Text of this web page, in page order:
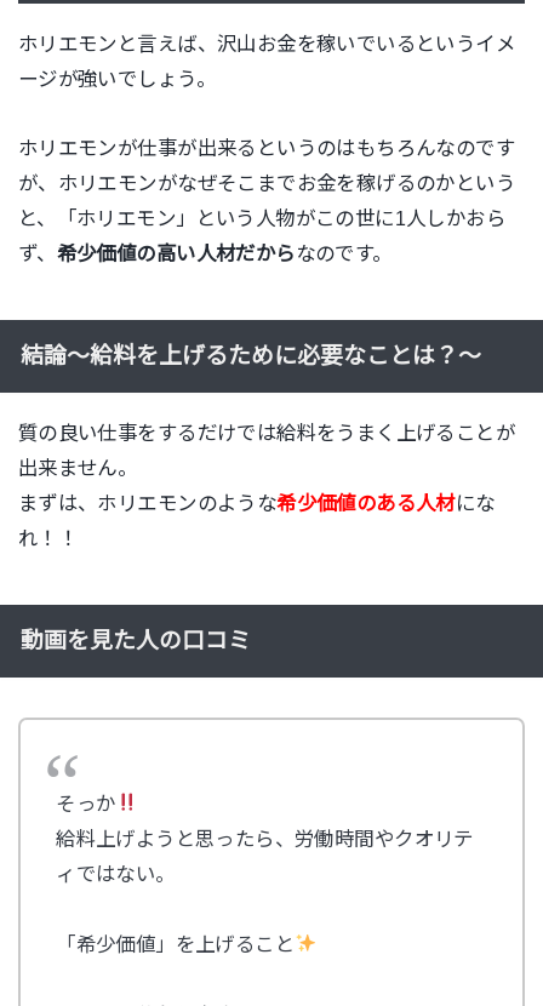
ホリエモンと言えば、沢山お金を稼いでいるというイメ
ージが強いでしょう。
ホリエモンが仕事が出来るというのはもちろんなのです
が、ホリエモンがなぜそこまでお金を稼げるのかという
と、「ホリエモン」という人物がこの世に1人しかおら
ず、 希少価値の高い人材だから なのです。
結論～給料を上げるために必要なことは？～
質の良い仕事をするだけでは給料をうまく上げることが
出来ません。
まずは、ホリエモンのような希少価値のある人材にな
れ！！
動画を見た人の口コミ
そっか
給料上げようと思ったら、労働時間やクオリテ
ィではない。
「希少価値」を上げること